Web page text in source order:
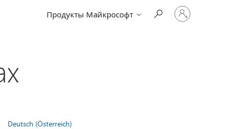
Продукты Майкрософт
Войдите
учетную
Deutsch (Österreich)